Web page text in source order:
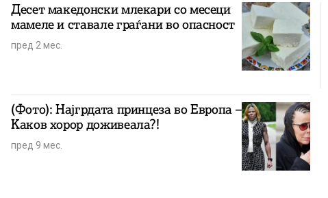
Десет македонски млекари со месеци
мамеле и ставале граѓани во опасност
пред 2 мес.
(Фото): Најгрдата принцеза во Европа –
Kаков хорор доживеала?!
пред 9 мес.